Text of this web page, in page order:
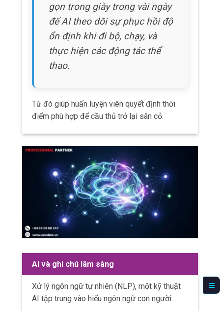
Xử lý ngôn ngữ tự nhiên (NLP), một kỹ thuật
Vì vậy có thể cung cấp những công cụ mạnh
mẽ để phân tích ghi chú lâm sàng, hồ sơ y tế
và các nguồn dữ liệu dạng văn bản khác liên
quan đến chăm sóc chấn động não.
Các triệu chứng chấn động não thường được
ghi lại trong ghi chú lâm sàng dạng văn bản
tự do thay vì các biểu mẫu có cấu trúc.
Những triệu chứng này có thể bao gồm đau
đầu, buồn nôn, mệt mỏi, khó khăn trong lời nói,
chóng mặt, mấtthăng bằng , rối loạn nhận
thức, thay đổi tâm trạng và các vấn đề cảm